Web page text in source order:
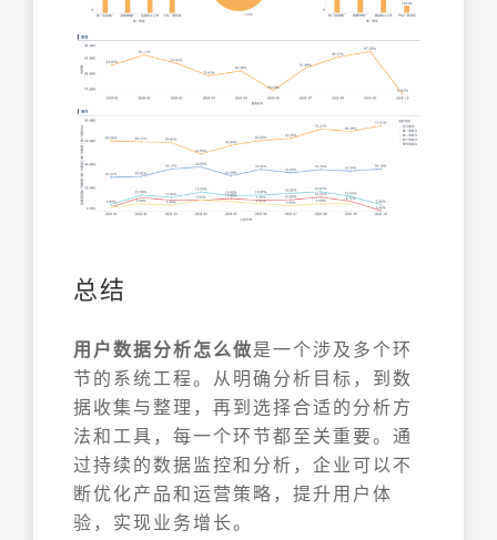
总结
用户数据分析怎么做是一个涉及多个环
节的系统工程。从明确分析目标，到数
据收集与整理，再到选择合适的分析方
法和工具，每一个环节都至关重要。通
过持续的数据监控和分析，企业可以不
断优化产品和运营策略，提升用户体
验，实现业务增长。